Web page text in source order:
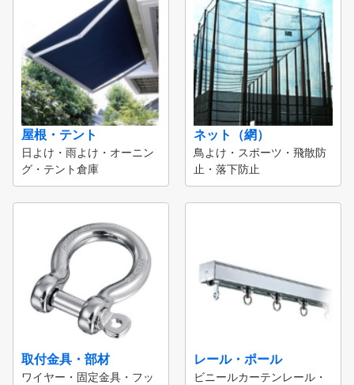
屋根・テント
日よけ・雨よけ・オーニン
グ・テント倉庫
ネット（網）
鳥よけ・スポーツ・飛散防
止・落下防止
取付金具・部材
ワイヤー・固定金具・フッ
レール・ポール
ビニールカーテンレール・